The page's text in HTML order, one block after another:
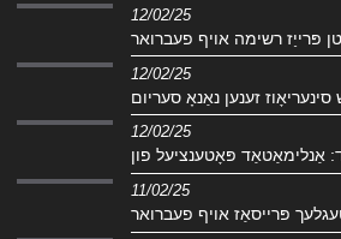
12/02/25
12/02/25
12/02/25
11/02/25